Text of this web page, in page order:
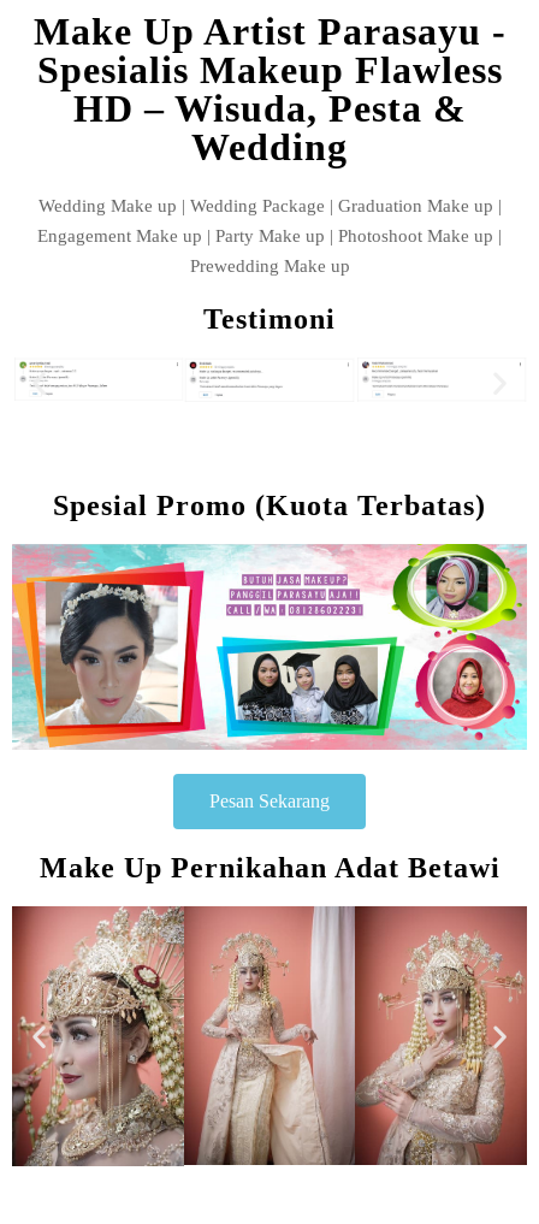
Make Up Artist Parasayu -
Spesialis Makeup Flawless
HD – Wisuda, Pesta &
Wedding
Wedding Make up | Wedding Package | Graduation Make up |
Engagement Make up | Party Make up | Photoshoot Make up |
Prewedding Make up
Testimoni
Spesial Promo (Kuota Terbatas)
Pesan Sekarang
Make Up Pernikahan Adat Betawi